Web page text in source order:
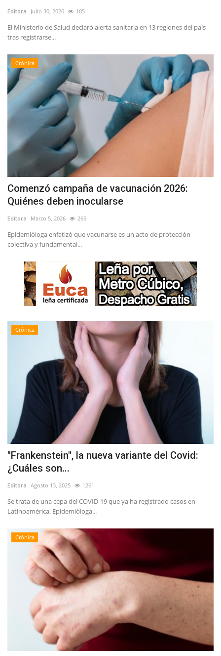
Editora Julio 30, 2026 185
El Ministerio de Salud declaró alerta sanitaria en 13 regiones del país
tras registrarse...
Crónica
Comenzó campaña de vacunación 2026:
Quiénes deben inocularse
Editora Marzo 5, 2026 265
Epidemióloga enfatizó que vacunarse es un acto de protección
colectiva y fundamental...
Crónica
"Frankenstein", la nueva variante del Covid:
¿Cuáles son...
Editora Agosto 13, 2025 1261
Se trata de una cepa del COVID-19 que ya ha registrado casos en
Latinoamérica. Epidemióloga...
Crónica